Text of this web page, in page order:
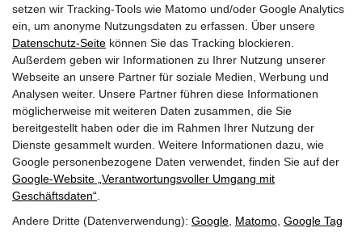
setzen wir Tracking-Tools wie Matomo und/oder Google Analytics
ein, um anonyme Nutzungsdaten zu erfassen. Über unsere
Datenschutz-Seite können Sie das Tracking blockieren.
Außerdem geben wir Informationen zu Ihrer Nutzung unserer
Webseite an unsere Partner für soziale Medien, Werbung und
Analysen weiter. Unsere Partner führen diese Informationen
möglicherweise mit weiteren Daten zusammen, die Sie
bereitgestellt haben oder die im Rahmen Ihrer Nutzung der
Dienste gesammelt wurden. Weitere Informationen dazu, wie
Google personenbezogene Daten verwendet, finden Sie auf der
Google‑Website „Verantwortungsvoller Umgang mit
Geschäftsdaten“
Andere Dritte (Datenverwendung): Google Matomo Google Tag
+43 660 23 80 391
office@patris-sbg.at
Datenschutz
Impressum